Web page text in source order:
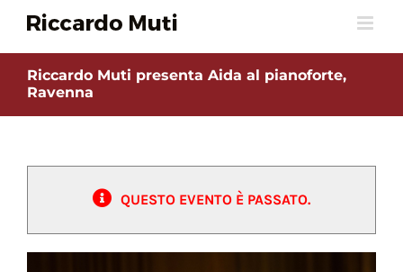
Riccardo Muti presenta Aida al pianoforte,
Ravenna
QUESTO EVENTO È PASSATO.